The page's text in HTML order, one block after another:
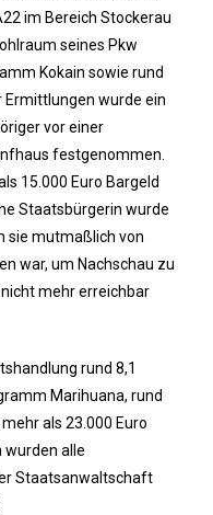
im Bereich Stockerau
seines Pkw
Kokain sowie rund
wurde ein
vor einer
festgenommen.
15.000 Euro Bargeld
Staatsbürgerin wurde
sie mutmaßlich von
war, um Nachschau zu
mehr erreichbar
rund 8,1
Marihuana, rund
als 23.000 Euro
wurden alle
Staatsanwaltschaft